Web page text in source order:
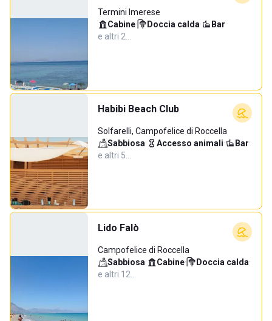
Termini Imerese
Cabine· Doccia calda· Bar·
e altri 2…
Habibi Beach Club
Solfarelli, Campofelice di Roccella
Sabbiosa· Accesso animali· Bar·
e altri 5…
Lido Falò
Campofelice di Roccella
Sabbiosa· Cabine· Doccia calda·
e altri 12…